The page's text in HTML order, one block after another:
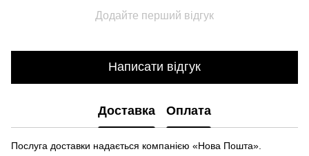
Додайте перший відгук
Написати відгук
Доставка Оплата
Послуга доставки надається компанією «Нова Пошта».